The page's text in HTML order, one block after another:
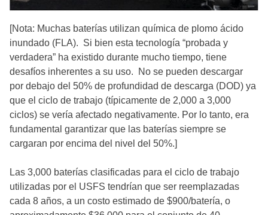
[Nota: Muchas baterías utilizan química de plomo ácido
inundado (FLA). Si bien esta tecnología “probada y
verdadera” ha existido durante mucho tiempo, tiene
desafíos inherentes a su uso. No se pueden descargar
por debajo del 50% de profundidad de descarga (DOD) ya
que el ciclo de trabajo (típicamente de 2,000 a 3,000
ciclos) se vería afectado negativamente. Por lo tanto, era
fundamental garantizar que las baterías siempre se
cargaran por encima del nivel del 50%.]
Las 3,000 baterías clasificadas para el ciclo de trabajo
utilizadas por el USFS tendrían que ser reemplazadas
cada 8 años, a un costo estimado de $900/batería, o